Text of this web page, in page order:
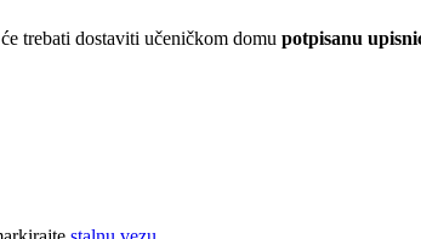
trebati dostaviti učeničkom domupotpisanu